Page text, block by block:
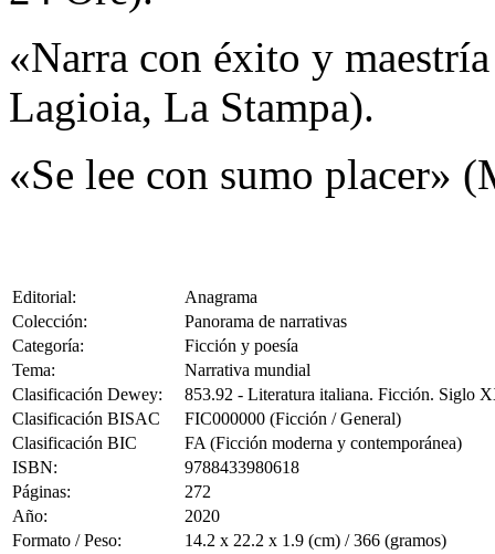
«Narra con éxito y
Lagioia, La Stampa).
«Se lee con sumo placer»
Editorial:
Anagrama
Colección:
Panorama de narrativas
Categoría:
Ficción y poesía
Tema:
Narrativa mundial
Clasificación Dewey:
853.92 - Literatura italiana. Ficción. Siglo
Clasificación BISAC
FIC000000 (Ficción / General)
Clasificación BIC
FA (Ficción moderna y contemporánea)
ISBN:
9788433980618
Páginas:
272
Año:
2020
Formato / Peso:
14.2 x 22.2 x 1.9 (cm) / 366 (gramos)